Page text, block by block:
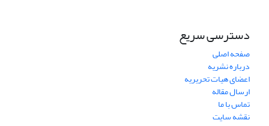
دسترسی سریع
صفحه اصلی
درباره نشریه
اعضای هیات تحریریه
ارسال مقاله
تماس با ما
نقشه سایت